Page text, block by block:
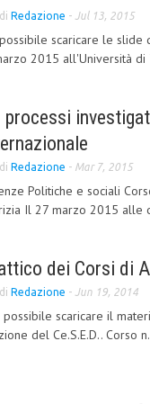
di Redazione - Jul 13, 2015
scaricare le
2015 all'Università di
processi
di Redazione - Mar 7, 2015
Politiche e sociali
Il 27 marzo 2015 alle
dei Corsi di
di Redazione - Jun 19, 2014
possibile scaricare il
del Ce.S.E.D.. Corso